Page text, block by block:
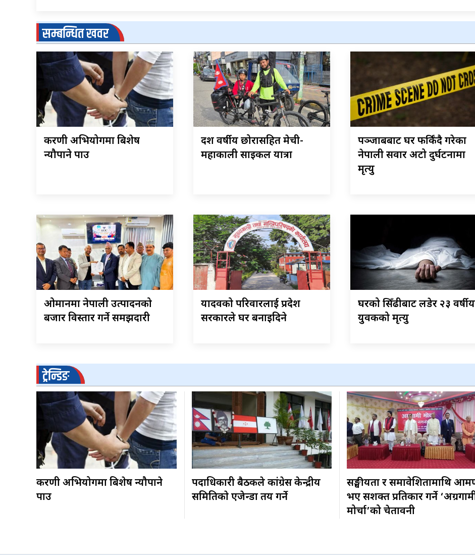
सम्बन्धित खवर
करणी अभियोगमा बिशेष
न्यौपाने पक्राउ
दश वर्षीय छोरासहित मेची-
महाकाली साइकल यात्रा
पञ्जाबबाट घर फर्किंदै गरेका
नेपाली सवार अटो दुर्घटनामा
मृत्यु
ओमानमा नेपाली उत्पादनको
बजार विस्तार गर्ने समझदारी
यादवको परिवारलाई प्रदेश
सरकारले घर बनाइदिने
घरको सिँढीबाट लडेर २३ वर्षीय
युवकको मृत्यु
ट्रेन्डिङ
करणी अभियोगमा बिशेष न्यौपाने
पक्राउ
पदाधिकारी बैठकले कांग्रेस केन्द्रीय
समितिकाे एजेन्डा तय गर्ने
सङ्घीयता र समावेशितामाथि
भए सशक्त प्रतिकार गर्ने
मोर्चा’को चेतावनी